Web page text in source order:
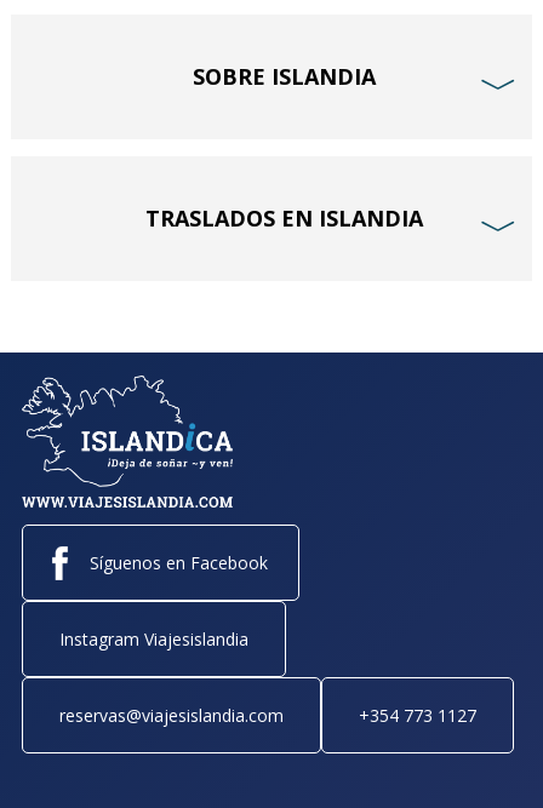
SOBRE ISLANDIA ﹀
TRASLADOS EN ISLANDIA ﹀
Síguenos en Facebook
Instagram Viajesislandia
reservas@viajesislandia.com +354 773 1127